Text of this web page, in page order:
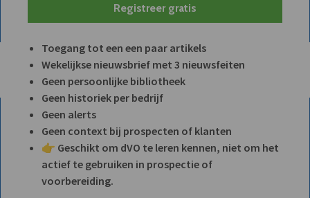
Registreer gratis
Toegang tot een een paar artikels
Wekelijkse nieuwsbrief met 3 nieuwsfeiten
Geen persoonlijke bibliotheek
Geen historiek per bedrijf
Geen alerts
Geen context bij prospecten of klanten
👉 Geschikt om dVO te leren kennen, niet om het
actief te gebruiken in prospectie of
voorbereiding.